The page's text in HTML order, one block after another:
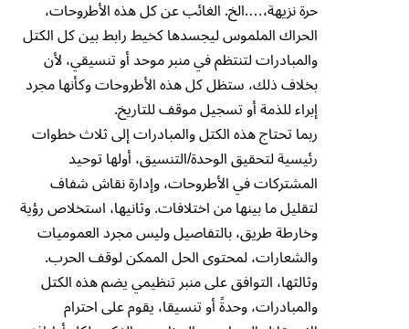
حرة نزيهة،….الخ. الغائب عن كل هذه الأطروحات،
الحراك الملموس ليجسدها كخيط رابط بين كل الكتل
والمبادرات لتنتظم في منبر موحد أو تنسيقي، لأن
بخلاف ذلك، ستظل كل هذه الأطروحات وكأنها مجرد
إبراء للذمة أو تسجيل موقف للتاريخ.
ربما تحتاج هذه الكتل والمبادرات إلى ثلاث خطوات
رئيسية لتحقيق الوحدة/التنسيق، أولها توحيد
المشتركات في الأطروحات، وإدارة نقاش شفاف
لتقليل ما بينها من اختلافات. وثانيها، استخلاص رؤية
وخارطة طريق، بالتفاصيل وليس مجرد العموميات
والشعارات، لمحتوى الحل الممكن لوقف الحرب.
وثالثها، التوافق على منبر تنظيمي يضم هذه الكتل
والمبادرات، وحدةً أو تنسيقا، يقوم على احترام